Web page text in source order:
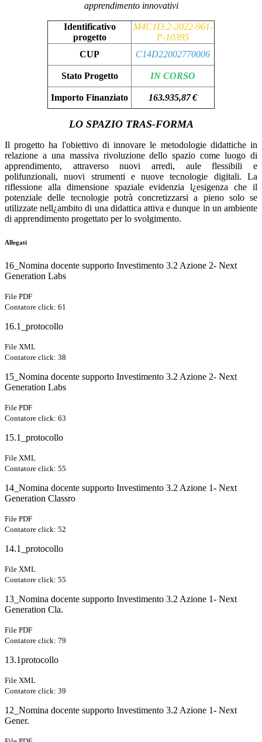
apprendimento innovativi
Identificativo
progetto
M4C1I3.2-2022-961-
P-10395
CUP
C14D22002770006
Stato Progetto IN CORSO
Importo Finanziato 163.935,87 €
LO SPAZIO TRAS-FORMA
Il progetto ha l'obiettivo di innovare le metodologie didattiche in
relazione a una massiva rivoluzione dello spazio come luogo di
apprendimento, attraverso nuovi arredi, aule flessibili e
polifunzionali, nuovi strumenti e nuove tecnologie digitali. La
riflessione alla dimensione spaziale evidenzia l¿esigenza che il
potenziale delle tecnologie potrà concretizzarsi a pieno solo se
utilizzate nell¿ambito di una didattica attiva e dunque in un ambiente
di apprendimento progettato per lo svolgimento.
Allegati
16_Nomina docente supporto Investimento 3.2 Azione 2- Next
Generation Labs
File PDF
Contatore click: 61
16.1_protocollo
File XML
Contatore click: 38
15_Nomina docente supporto Investimento 3.2 Azione 2- Next
Generation Labs
File PDF
Contatore click: 63
15.1_protocollo
File XML
Contatore click: 55
14_Nomina docente supporto Investimento 3.2 Azione 1- Next
Generation Classro
File PDF
Contatore click: 52
14.1_protocollo
File XML
Contatore click: 55
13_Nomina docente supporto Investimento 3.2 Azione 1- Next
Generation Cla.
File PDF
Contatore click: 79
13.1protocollo
File XML
Contatore click: 39
12_Nomina docente supporto Investimento 3.2 Azione 1- Next
Gener.